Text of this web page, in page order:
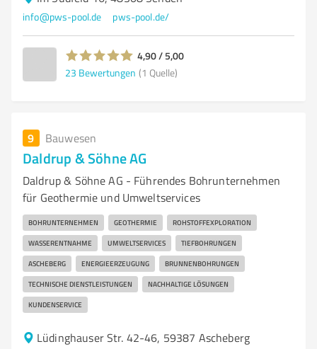
info@pws-pool.de pws-pool.de/
4,90 / 5,00
23 Bewertungen (1 Quelle)
9 Bauwesen
Daldrup & Söhne AG
Daldrup & Söhne AG - Führendes Bohrunternehmen
für Geothermie und Umweltservices
BOHRUNTERNEHMEN GEOTHERMIE ROHSTOFFEXPLORATION
WASSERENTNAHME UMWELTSERVICES TIEFBOHRUNGEN
ASCHEBERG ENERGIEERZEUGUNG BRUNNENBOHRUNGEN
TECHNISCHE DIENSTLEISTUNGEN NACHHALTIGE LÖSUNGEN
KUNDENSERVICE
Lüdinghauser Str. 42-46, 59387 Ascheberg